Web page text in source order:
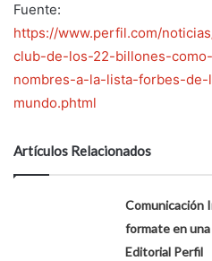
Fuente:
https://www.perfil.com/
club-de-los-22-billones-
nombres-a-la-lista-forbes-
mundo.phtml
Artículos Relacionados
Comunicación
formate en
Editorial Perfil